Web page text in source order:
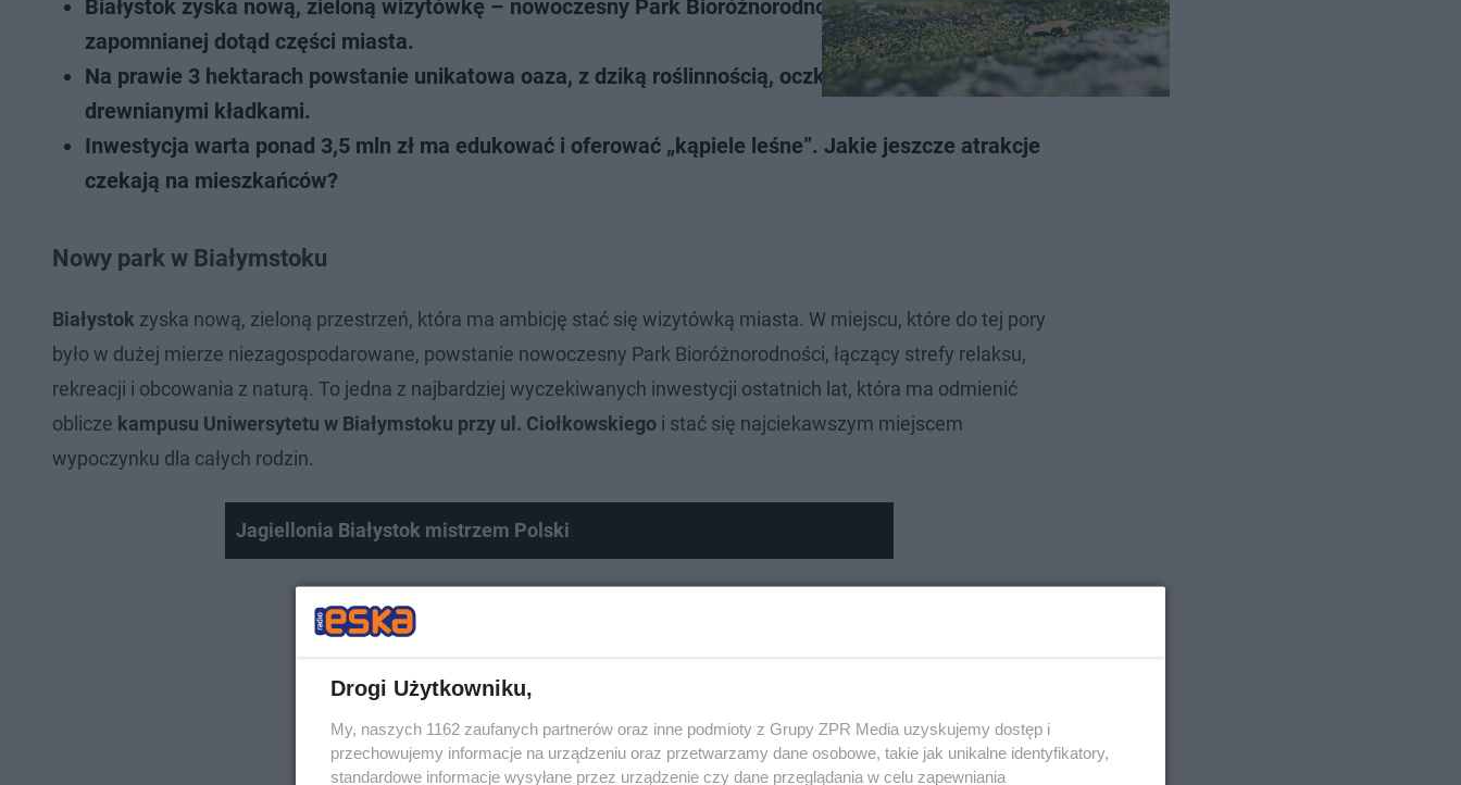
Białystok zyska nową, zieloną wizytówkę – nowoczesny Park Bioróżnorodności powstanie w
zapomnianej dotąd części miasta.
Na prawie 3 hektarach powstanie unikatowa oaza, z dziką roślinnością, oczkami wodnymi i
drewnianymi kładkami.
Inwestycja warta ponad 3,5 mln zł ma edukować i oferować „kąpiele leśne”. Jakie jeszcze atrakcje
czekają na mieszkańców?
Nowy park w Białymstoku
Białystok zyska nową, zieloną przestrzeń, która ma ambicję stać się wizytówką miasta. W miejscu, które do tej pory
było w dużej mierze niezagospodarowane, powstanie nowoczesny Park Bioróżnorodności, łączący strefy relaksu,
rekreacji i obcowania z naturą. To jedna z najbardziej wyczekiwanych inwestycji ostatnich lat, która ma odmienić
oblicze kampusu Uniwersytetu w Białymstoku przy ul. Ciołkowskiego i stać się najciekawszym miejscem
wypoczynku dla całych rodzin.
Jagiellonia Białystok mistrzem Polski
Drogi Użytkowniku,
My, naszych 1162 zaufanych partnerów oraz inne podmioty z Grupy ZPR Media uzyskujemy dostęp i
przechowujemy informacje na urządzeniu oraz przetwarzamy dane osobowe, takie jak unikalne identyfikatory,
standardowe informacje wysyłane przez urządzenie czy dane przeglądania w celu zapewniania